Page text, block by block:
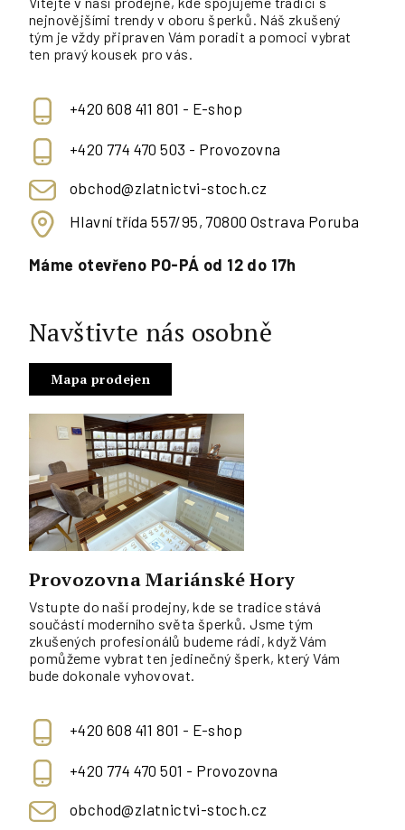
nejnovějšími trendy v oboru šperků. Náš zkušený
tým je vždy připraven Vám poradit a pomoci vybrat
ten pravý kousek pro vás.
+420 608 411 801 - E-shop
+420 774 470 503 - Provozovna
obchod@zlatnictvi-stoch.cz
Hlavní třída 557/95, 70800 Ostrava Poruba
Máme otevřeno PO-PÁ od 12 do 17h
Navštivte nás osobně
Mapa prodejen
Provozovna Mariánské Hory
Vstupte do naší prodejny, kde se tradice stává
součástí moderního světa šperků. Jsme tým
zkušených profesionálů budeme rádi, když Vám
pomůžeme vybrat ten jedinečný šperk, který Vám
bude dokonale vyhovovat.
+420 608 411 801 - E-shop
+420 774 470 501 - Provozovna
obchod@zlatnictvi-stoch.cz